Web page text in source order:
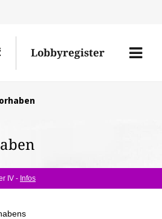
Lobbyregister
Menü
IV - Infos